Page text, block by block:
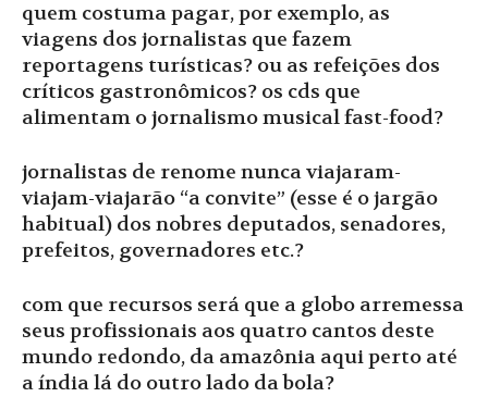
quem costuma pagar, por exemplo, as
viagens dos jornalistas que fazem
reportagens turísticas? ou as refeições dos
críticos gastronômicos? os cds que
alimentam o jornalismo musical fast-food?
jornalistas de renome nunca viajaram-
viajam-viajarão “a convite” (esse é o jargão
habitual) dos nobres deputados, senadores,
prefeitos, governadores etc.?
com que recursos será que a globo arremessa
seus profissionais aos quatro cantos deste
mundo redondo, da amazônia aqui perto até
a índia lá do outro lado da bola?